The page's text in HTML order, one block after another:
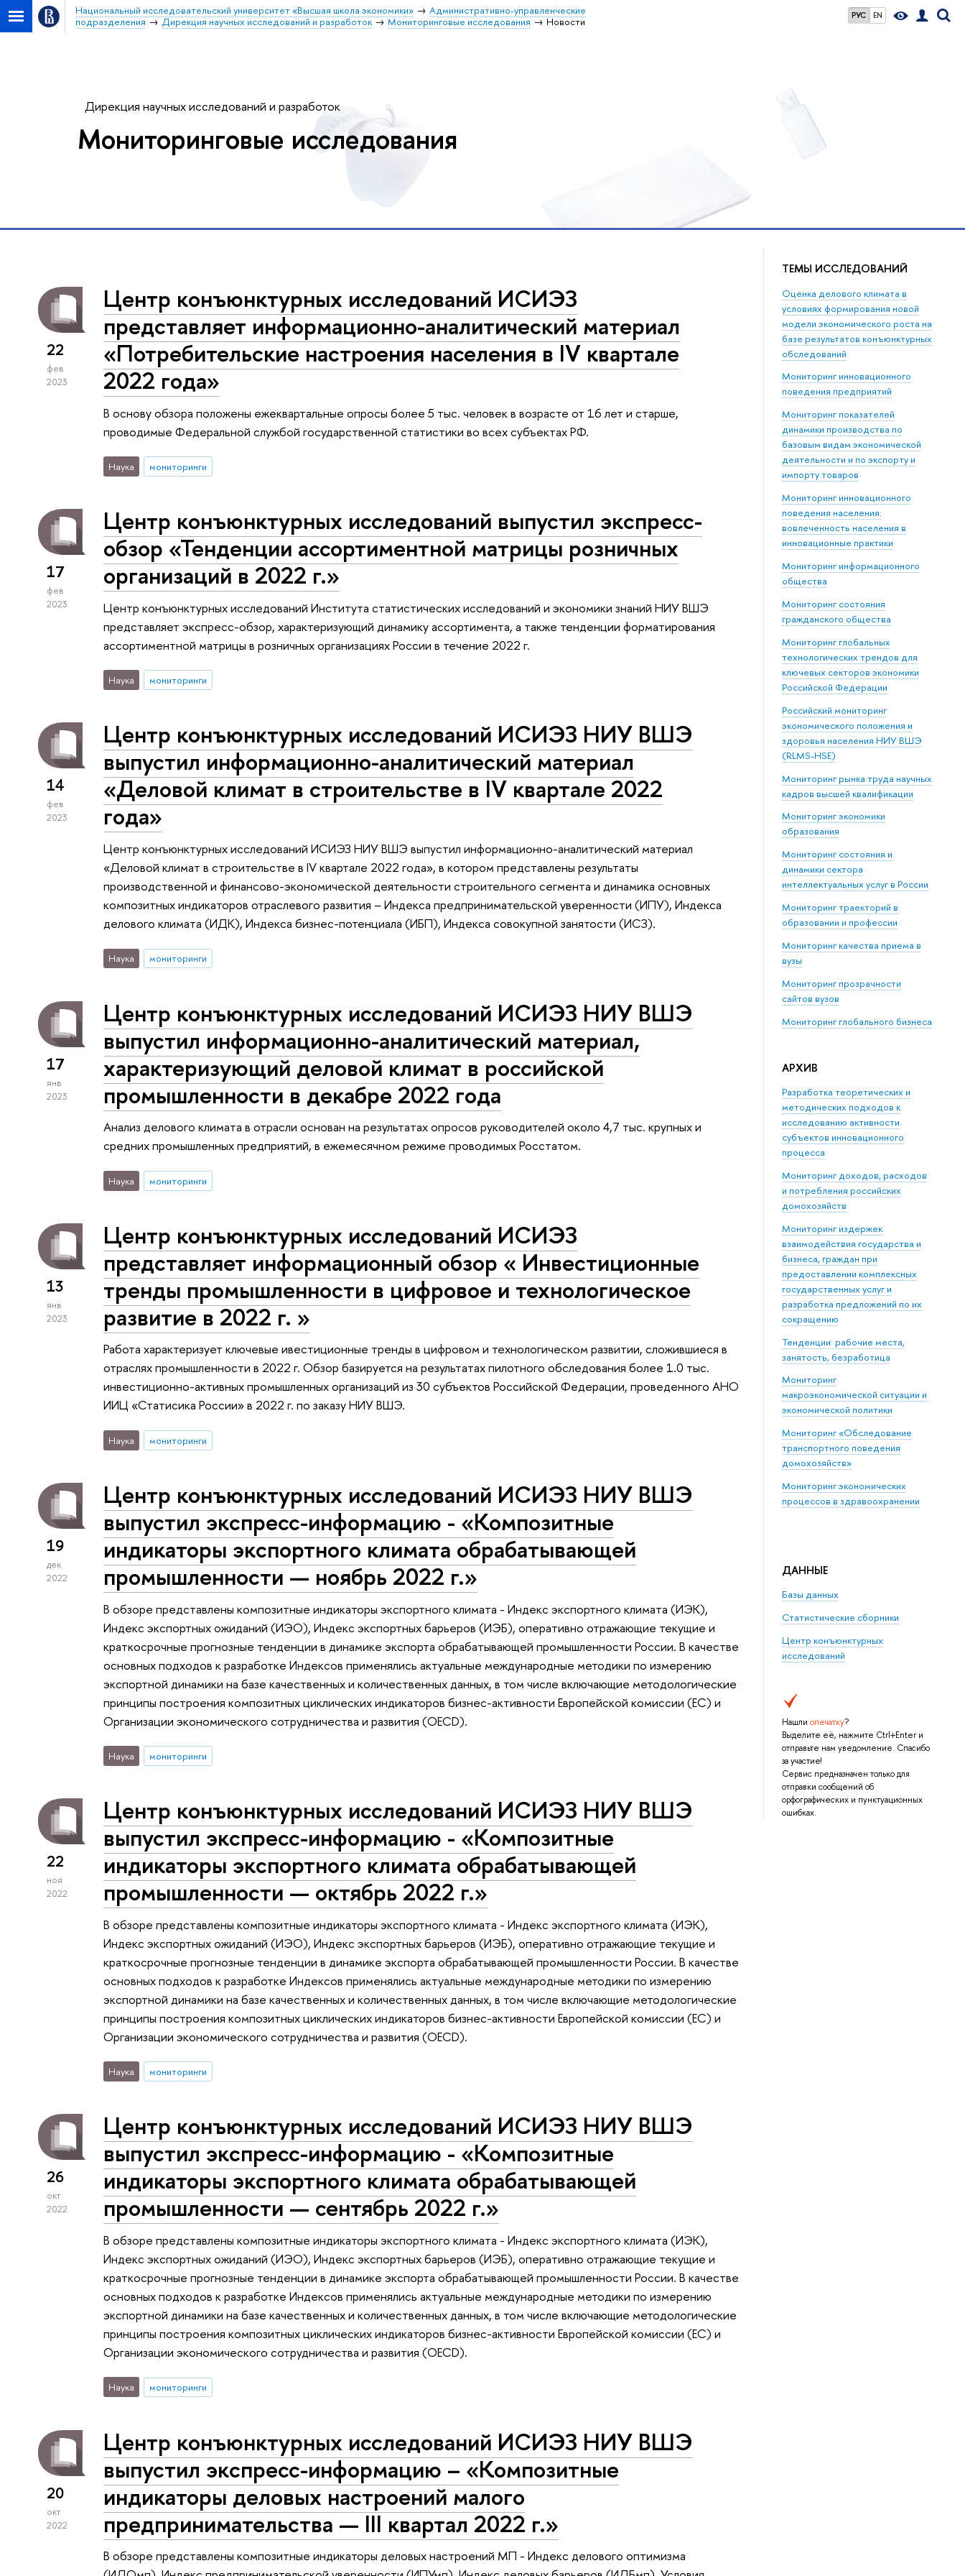
РУС EN
Национальный исследовательский университет «Высшая школа экономики»
Административно-управленческие
подразделения
Дирекция научных исследований и разработок Мониторинговые исследования Новости
Дирекция научных исследований и разработок
Мониторинговые исследования
ТЕМЫ ИССЛЕДОВАНИЙ
Оценка делового климата в
условиях формирования новой
модели экономического роста на
базе результатов конъюнктурных
обследований
Мониторинг инновационного
поведения предприятий
Мониторинг показателей
динамики производства по
базовым видам экономической
деятельности и по экспорту и
импорту товаров
Мониторинг инновационного
поведения населения:
вовлеченность населения в
инновационные практики
Мониторинг информационного
общества
Мониторинг состояния
гражданского общества
Мониторинг глобальных
технологических трендов для
ключевых секторов экономики
Российской Федерации
Российский мониторинг
экономического положения и
здоровья населения НИУ ВШЭ
(RLMS-HSE)
Мониторинг рынка труда научных
кадров высшей квалификации
Мониторинг экономики
образования
Мониторинг состояния и
динамики сектора
интеллектуальных услуг в России
Мониторинг траекторий в
образовании и профессии
Мониторинг качества приема в
вузы
Мониторинг прозрачности
сайтов вузов
Мониторинг глобального бизнеса
АРХИВ
Разработка теоретических и
методических подходов к
исследованию активности
субъектов инновационного
процесса
Мониторинг доходов, расходов
и потребления российских
домохозяйств
Мониторинг издержек
взаимодействия государства и
бизнеса, граждан при
предоставлении комплексных
государственных услуг и
разработка предложений по их
сокращению
Тенденции: рабочие места,
занятость, безработица
Мониторинг
макроэкономической ситуации и
экономической политики
Мониторинг «Обследование
транспортного поведения
домохозяйств»
Мониторинг экономических
процессов в здравоохранении
ДАННЫЕ
Базы данных
Статистические сборники
Центр конъюнктурных
исследований
Нашли опечатку?
Выделите её, нажмите Ctrl+Enter и
отправьте нам уведомление. Спасибо
за участие!
Сервис предназначен только для
отправки сообщений об
орфографических и пунктуационных
ошибках.
22
фев
2023
Центр конъюнктурных исследований ИСИЭЗ
представляет информационно-аналитический материал
«Потребительские настроения населения в IV квартале
2022 года»
В основу обзора положены ежеквартальные опросы более 5 тыс. человек в возрасте от 16 лет и старше,
проводимые Федеральной службой государственной статистики во всех субъектах РФ.
Наука мониторинги
17
фев
2023
Центр конъюнктурных исследований выпустил экспресс-
обзор «Тенденции ассортиментной матрицы розничных
организаций в 2022 г.»
Центр конъюнктурных исследований Института статистических исследований и экономики знаний НИУ ВШЭ
представляет экспресс-обзор, характеризующий динамику ассортимента, а также тенденции форматирования
ассортиментной матрицы в розничных организациях России в течение 2022 г.
Наука мониторинги
14
фев
2023
Центр конъюнктурных исследований ИСИЭЗ НИУ ВШЭ
выпустил информационно-аналитический материал
«Деловой климат в строительстве в IV квартале 2022
года»
Центр конъюнктурных исследований ИСИЭЗ НИУ ВШЭ выпустил информационно-аналитический материал
«Деловой климат в строительстве в IV квартале 2022 года», в котором представлены результаты
производственной и финансово-экономической деятельности строительного сегмента и динамика основных
композитных индикаторов отраслевого развития – Индекса предпринимательской уверенности (ИПУ), Индекса
делового климата (ИДК), Индекса бизнес-потенциала (ИБП), Индекса совокупной занятости (ИСЗ).
Наука мониторинги
17
янв
2023
Центр конъюнктурных исследований ИСИЭЗ НИУ ВШЭ
выпустил информационно-аналитический материал,
характеризующий деловой климат в российской
промышленности в декабре 2022 года
Анализ делового климата в отрасли основан на результатах опросов руководителей около 4,7 тыс. крупных и
средних промышленных предприятий, в ежемесячном режиме проводимых Росстатом.
Наука мониторинги
13
янв
2023
Центр конъюнктурных исследований ИСИЭЗ
представляет информационный обзор « Инвестиционные
тренды промышленности в цифровое и технологическое
развитие в 2022 г. »
Работа характеризует ключевые ивестиционные тренды в цифровом и технологическом развитии, сложившиеся в
отраслях промышленности в 2022 г. Обзор базируется на результатах пилотного обследования более 1.0 тыс.
инвестиционно-активных промышленных организаций из 30 субъектов Российской Федерации, проведенного АНО
ИИЦ «Статисика России» в 2022 г. по заказу НИУ ВШЭ.
Наука мониторинги
19
дек
2022
Центр конъюнктурных исследований ИСИЭЗ НИУ ВШЭ
выпустил экспресс-информацию - «Композитные
индикаторы экспортного климата обрабатывающей
промышленности — ноябрь 2022 г.»
В обзоре представлены композитные индикаторы экспортного климата - Индекс экспортного климата (ИЭК),
Индекс экспортных ожиданий (ИЭО), Индекс экспортных барьеров (ИЭБ), оперативно отражающие текущие и
краткосрочные прогнозные тенденции в динамике экспорта обрабатывающей промышленности России. В качестве
основных подходов к разработке Индексов применялись актуальные международные методики по измерению
экспортной динамики на базе качественных и количественных данных, в том числе включающие методологические
принципы построения композитных циклических индикаторов бизнес-активности Европейской комиссии (ЕС) и
Организации экономического сотрудничества и развития (ОECD).
Наука мониторинги
22
ноя
2022
Центр конъюнктурных исследований ИСИЭЗ НИУ ВШЭ
выпустил экспресс-информацию - «Композитные
индикаторы экспортного климата обрабатывающей
промышленности — октябрь 2022 г.»
В обзоре представлены композитные индикаторы экспортного климата - Индекс экспортного климата (ИЭК),
Индекс экспортных ожиданий (ИЭО), Индекс экспортных барьеров (ИЭБ), оперативно отражающие текущие и
краткосрочные прогнозные тенденции в динамике экспорта обрабатывающей промышленности России. В качестве
основных подходов к разработке Индексов применялись актуальные международные методики по измерению
экспортной динамики на базе качественных и количественных данных, в том числе включающие методологические
принципы построения композитных циклических индикаторов бизнес-активности Европейской комиссии (ЕС) и
Организации экономического сотрудничества и развития (ОECD).
Наука мониторинги
26
окт
2022
Центр конъюнктурных исследований ИСИЭЗ НИУ ВШЭ
выпустил экспресс-информацию - «Композитные
индикаторы экспортного климата обрабатывающей
промышленности — сентябрь 2022 г.»
В обзоре представлены композитные индикаторы экспортного климата - Индекс экспортного климата (ИЭК),
Индекс экспортных ожиданий (ИЭО), Индекс экспортных барьеров (ИЭБ), оперативно отражающие текущие и
краткосрочные прогнозные тенденции в динамике экспорта обрабатывающей промышленности России. В качестве
основных подходов к разработке Индексов применялись актуальные международные методики по измерению
экспортной динамики на базе качественных и количественных данных, в том числе включающие методологические
принципы построения композитных циклических индикаторов бизнес-активности Европейской комиссии (ЕС) и
Организации экономического сотрудничества и развития (ОECD).
Наука мониторинги
20
окт
2022
Центр конъюнктурных исследований ИСИЭЗ НИУ ВШЭ
выпустил экспресс-информацию – «Композитные
индикаторы деловых настроений малого
предпринимательства — III квартал 2022 г.»
В обзоре представлены композитные индикаторы деловых настроений МП - Индекс делового оптимизма